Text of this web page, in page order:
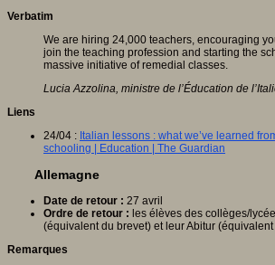
Verbatim
We are hiring 24,000 teachers, encouraging
join the teaching profession and starting the
massive initiative of remedial classes.
Lucia Azzolina, ministre de l’Éducation de
Liens
24/04 : Italian lessons : what we’ve learned
schooling | Education | The Guardian
Allemagne
Date de retour : 27 avril
Ordre de retour : les élèves des collèges/
(équivalent du brevet) et leur Abitur
Remarques